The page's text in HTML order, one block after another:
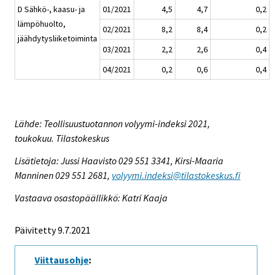
D Sähkö-, kaasu- ja
lämpöhuolto,
jäähdytysliiketoiminta
01/2021 4,5 4,7
0,2
02/2021
8,2 8,4
0,2
03/2021
2,2 2,6
0,4
04/2021
0,2 0,6 0,4
Lähde: Teollisuustuotannon volyymi-indeksi 2021,
toukokuu. Tilastokeskus
Lisätietoja: Jussi Haavisto 029 551 3341, Kirsi-Maaria
Manninen 029 551 2681, volyymi.indeksi@tilastokeskus.fi
Vastaava osastopäällikkö: Katri Kaaja
Päivitetty 9.7.2021
Viittausohje: